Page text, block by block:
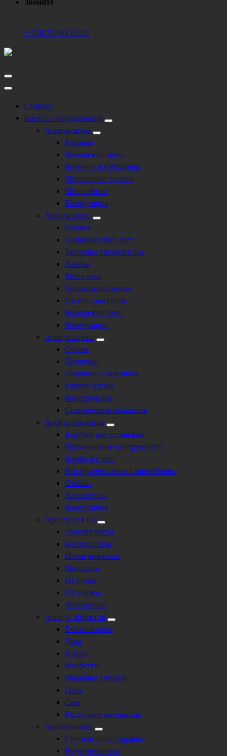
Звоните
+ 7 (812) 985 85 25
Техническое обеспечение мероприятий
Главная
Каталог оборудования
Аренда звука
Караоке
Комплекты звука
Колонки и сабвуферы
Микшерные пульты
Микрофоны
Коммутация
Аренда света
Головы
Динамический свет
Заливные прожекторы
Лазеры
Ретро свет
Управление светом
Стойки для света
Комплекты света
Коммутация
Аренда сцены
Сцены
Подиумы
Подиумы с задником
Европодиумы
Конструкции
Сценические покрытия
Аренда бэклайна
Барабанные установки
Музыкальные инструменты
Комбо и стеки
Инструментальные микрофоны
Стойки
Аксессуары
Коммутация
Аренда для DJ
Dj-комплекты
Контроллеры
Проигрыватели
Микшеры
DJ столы
DJ ширмы
Акссесуары
Аренда эффектов
Вентиляторы
Дым
Искры
Конфетти
Мыльные пузыри
Пена
Снег
Расходные материалы
Аренда видео
Светодиодные экраны
Видеомикшеры